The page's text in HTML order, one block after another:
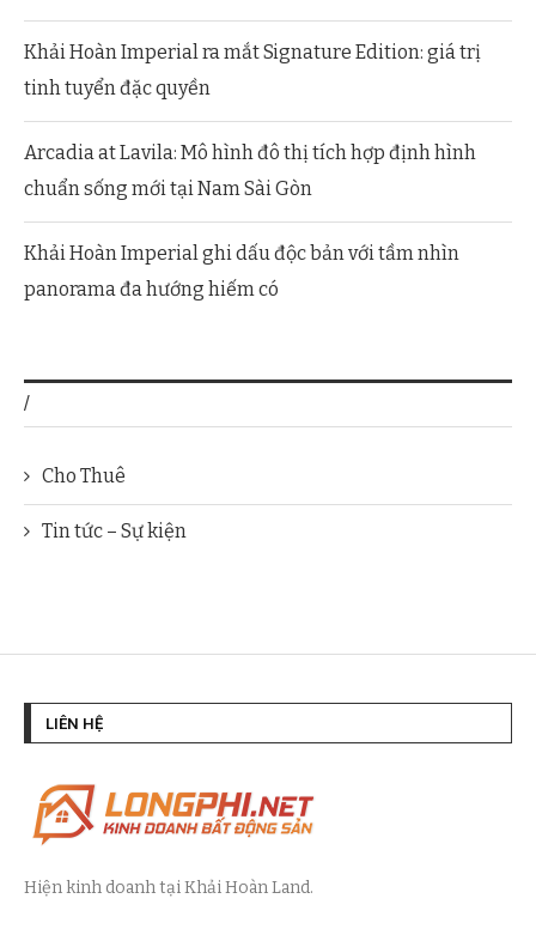
Khải Hoàn Imperial ra mắt Signature Edition: giá trị
tinh tuyển đặc quyền
Arcadia at Lavila: Mô hình đô thị tích hợp định hình
chuẩn sống mới tại Nam Sài Gòn
Khải Hoàn Imperial ghi dấu độc bản với tầm nhìn
panorama đa hướng hiếm có
/
Cho Thuê
Tin tức – Sự kiện
LIÊN HỆ
Hiện kinh doanh tại Khải Hoàn Land.